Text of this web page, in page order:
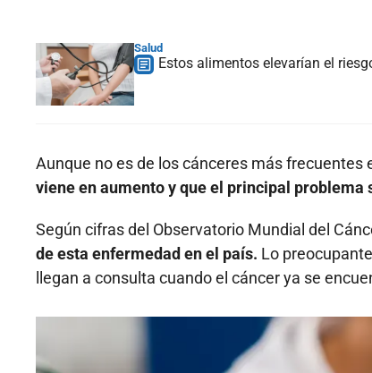
Salud
Estos alimentos elevarían el
Aunque no es de los cánceres más
viene en aumento y que el principal
Según cifras del Observatorio Mundial del
de esta enfermedad en el país. Lo
llegan a consulta cuando el cáncer ya se